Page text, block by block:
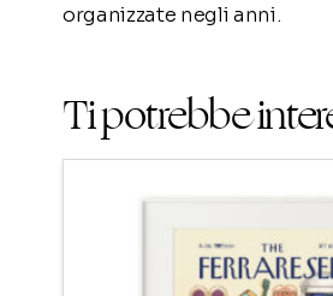
organizzate negli anni.
Ti potrebbe